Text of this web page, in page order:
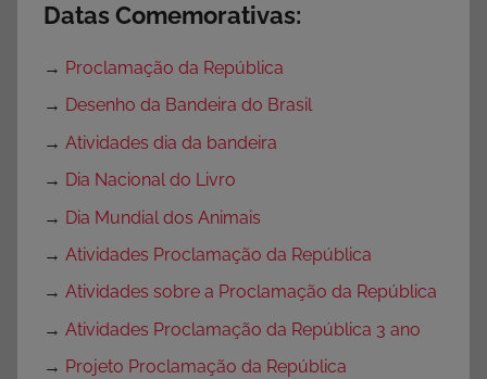
Datas Comemorativas:
→ Proclamação da República
→ Desenho da Bandeira do Brasil
→ Atividades dia da bandeira
→ Dia Nacional do Livro
→ Dia Mundial dos Animais
→ Atividades Proclamação da República
→ Atividades sobre a Proclamação da República
→ Atividades Proclamação da República 3 ano
→ Projeto Proclamação da República